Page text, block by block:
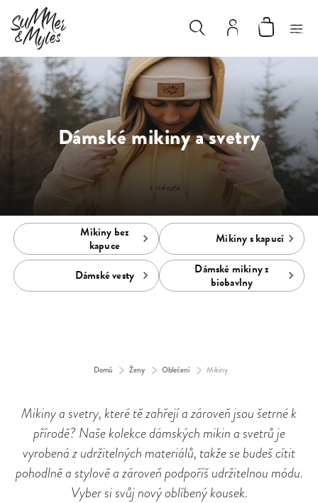
Dámské mikiny a svetry
Mikiny bez
kapuce
Mikiny s kapucí
Dámské vesty
Dámské mikiny z
biobavlny
Domů / Ženy / Oblečení / Mikiny
Mikiny a svetry, které tě zahřejí a zároveň jsou šetrné k
přírodě? Naše kolekce dámských mikin a svetrů je
vyrobená z udržitelných materiálů, takže se budeš cítit
pohodlně a stylově a zároveň podpoříš udržitelnou módu.
Vyber si svůj nový oblíbený kousek.